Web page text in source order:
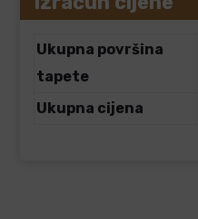
Ukupna površina
tapete
Ukupna cijena